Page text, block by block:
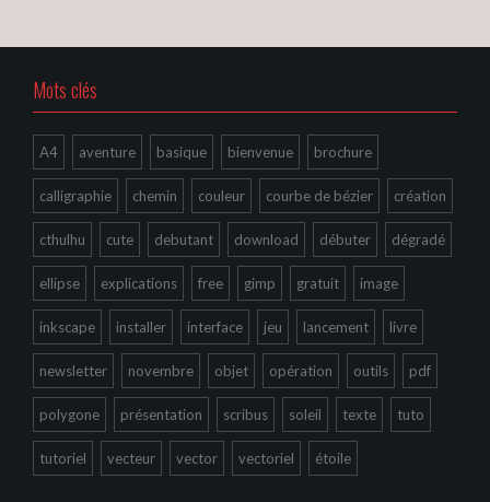
Mots clés
A4 aventure basique bienvenue brochure
calligraphie chemin couleur courbe de bézier création
cthulhu cute debutant download débuter dégradé
ellipse explications free gimp gratuit image
inkscape installer interface jeu lancement livre
newsletter novembre objet opération outils pdf
polygone présentation scribus soleil texte tuto
tutoriel vecteur vector vectoriel étoile